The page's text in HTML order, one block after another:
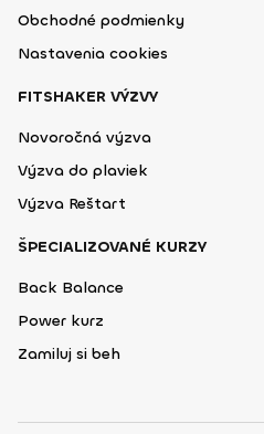
Obchodné podmienky
Nastavenia cookies
FITSHAKER VÝZVY
Novoročná výzva
Výzva do plaviek
Výzva Reštart
ŠPECIALIZOVANÉ KURZY
Back Balance
Power kurz
Zamiluj si beh